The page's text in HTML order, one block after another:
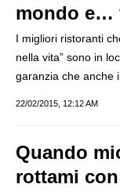
mondo e…
I migliori ristoranti
nella vita” sono in
garanzia che anche
22/02/2015, 12:12 AM
Quando
rottami